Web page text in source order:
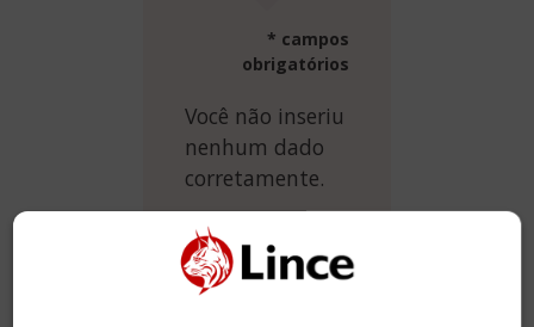
* campos
obrigatórios
Você não inseriu
nenhum dado
corretamente.
* Usuario: